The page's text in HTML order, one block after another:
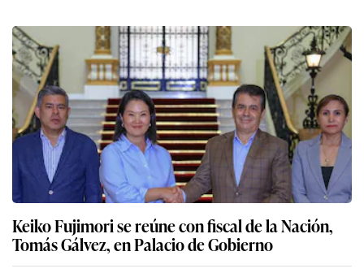
Keiko Fujimori se reúne con fiscal de la Nación,
Tomás Gálvez, en Palacio de Gobierno